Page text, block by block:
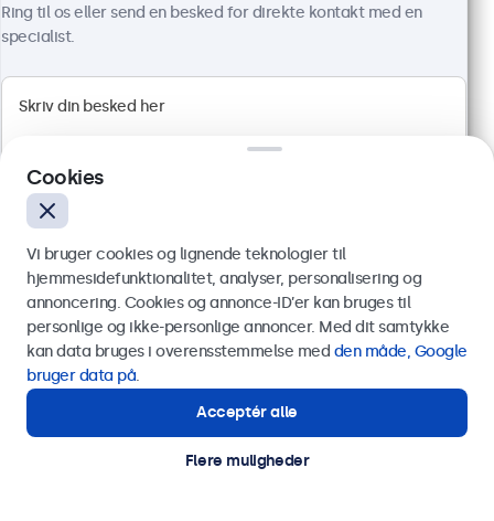
24 Tommer Skærm Metal
Varenummer:
1920 x 1080 opløsning (Full HD)
HDMI, VGA, BNC og RCA
Montering: skrivebord, indbygget, væg
Ydermål: 560 x 337 x 41 mm
3.849,00 kr.
4.811,25 kr. inkl. moms
Vis produkt
Læg i indkøbskurven
Ring til os eller send en besked for direkte kontakt med en
specialist.
Send
Eller ring til os på
Kontakt vores specialister.
Cookies
Vi bruger cookies og lignende teknologier til
hjemmesidefunktionalitet, analyser, personalisering og
annoncering. Cookies og annonce-ID’er kan bruges til
personlige og ikke-personlige annoncer. Med dit samtykke
kan data bruges i overensstemmelse med den måde, Google
bruger data på.
Acceptér alle
Flere muligheder